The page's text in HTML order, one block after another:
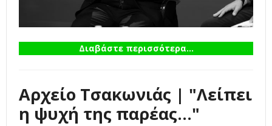
Διαβάστε περισσότερα...
Αρχείο Τσακωνιάς | "Λείπει
η ψυχή της παρέας..."